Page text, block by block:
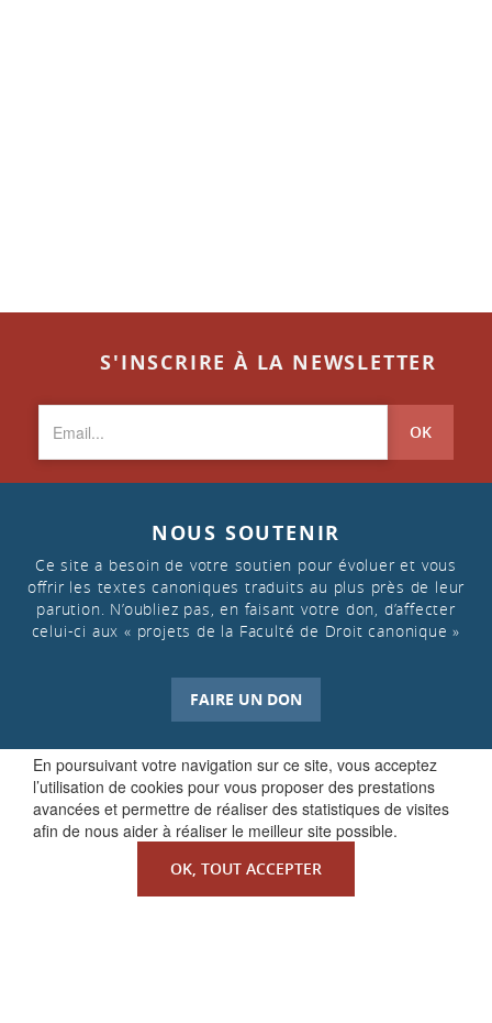
En poursuivant votre navigation sur ce site, vous acceptez
l’utilisation de cookies pour vous proposer des prestations
avancées et permettre de réaliser des statistiques de visites
afin de nous aider à réaliser le meilleur site possible.
OK, TOUT ACCEPTER
S'INSCRIRE À LA NEWSLETTER
OK
NOUS SOUTENIR
Ce site a besoin de votre soutien pour évoluer et vous
offrir les textes canoniques traduits au plus près de leur
parution. N’oubliez pas, en faisant votre don, d’affecter
celui-ci aux « projets de la Faculté de Droit canonique »
FAIRE UN DON